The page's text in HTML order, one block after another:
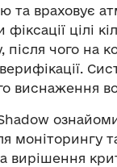
та враховує
фіксації цілі
після чого на
виснаження
моніторингу
вирішення